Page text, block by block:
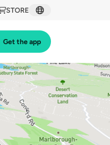
STORE
Get the app